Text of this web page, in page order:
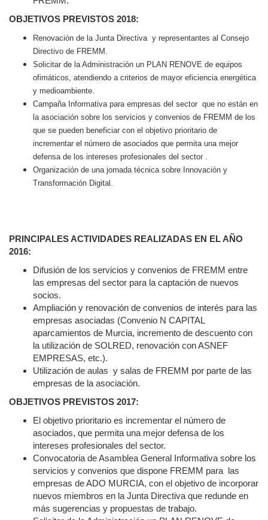
OBJETIVOS PREVISTOS 2018:
Renovación de la Junta Directiva y representantes al Consejo
Directivo de FREMM.
Solicitar de la Administración un PLAN RENOVE de equipos
ofimáticos, atendiendo a criterios de mayor eficiencia energética
y medioambiente.
Campaña Informativa para empresas del sector que no están en
la asociación sobre los servicios y convenios de FREMM de los
que se pueden beneficiar con el objetivo prioritario de
incrementar el número de asociados que permita una mejor
defensa de los intereses profesionales del sector .
Organización de una jornada técnica sobre Innovación y
Transformación Digital.
PRINCIPALES ACTIVIDADES REALIZADAS EN EL AÑO
2016:
Difusión de los servicios y convenios de FREMM entre
las empresas del sector para la captación de nuevos
socios.
Ampliación y renovación de convenios de interés para las
empresas asociadas (Convenio N CAPITAL
aparcamientos de Murcia, incremento de descuento con
la utilización de SOLRED, renovación con ASNEF
EMPRESAS, etc.).
Utilización de aulas y salas de FREMM por parte de las
empresas de la asociación.
OBJETIVOS PREVISTOS 2017:
El objetivo prioritario es incrementar el número de
asociados, que permita una mejor defensa de los
intereses profesionales del sector.
Convocatoria de Asamblea General Informativa sobre los
servicios y convenios que dispone FREMM para las
empresas de ADO MURCIA, con el objetivo de incorporar
nuevos miembros en la Junta Directiva que redunde en
más sugerencias y propuestas de trabajo.